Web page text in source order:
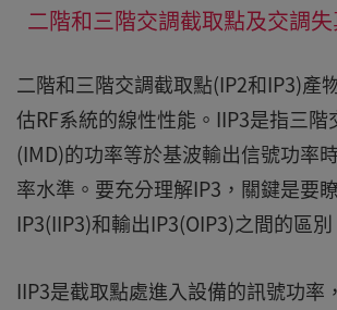
二階和三階交調截取點及交調
二階和三階交調截取點(IP2和IP3)產
估RF系統的線性性能。IIP3是指三階
(IMD)的功率等於基波輸出信號功率
率水準。要充分理解IP3，關鍵是要
IP3(IIP3)和輸出IP3(OIP3)之間的區別
IIP3是截取點處進入設備的訊號功率